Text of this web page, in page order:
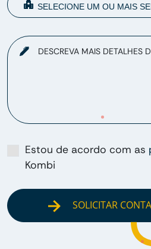
DESCREVA MAIS DETALHES
Estou de acordo com as
Kombi
SOLICITAR